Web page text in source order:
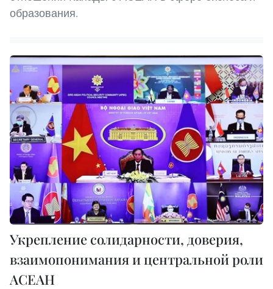
образования.
Укрепление солидарности, доверия,
взаимопонимания и центральной роли
АСЕАН